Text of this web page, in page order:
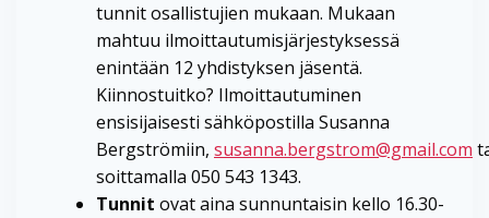
tunnit osallistujien mukaan. Mukaan
mahtuu ilmoittautumisjärjestyksessä
enintään 12 yhdistyksen jäsentä.
Kiinnostuitko? Ilmoittautuminen
ensisijaisesti sähköpostilla Susanna
Bergströmiin, susanna.bergstrom@gmail.com
soittamalla 050 543 1343.
Tunnit ovat aina sunnuntaisin kello 16.30-